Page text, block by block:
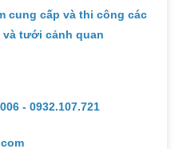
cung cấp và thi công các
tưới cảnh quan
- 0932.107.721